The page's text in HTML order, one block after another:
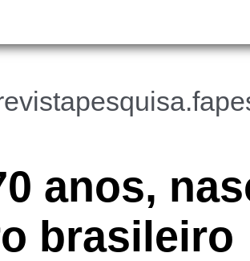
anos,
brasileiro